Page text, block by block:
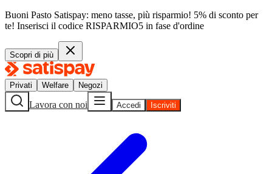
Buoni Pasto Satispay: meno tasse, più risparmio! 5% di sconto per
te! Inserisci il codice RISPARMIO5 in fase d'ordine
Scopri di più
Privati Welfare Negozi
Lavora con noi Accedi Iscriviti